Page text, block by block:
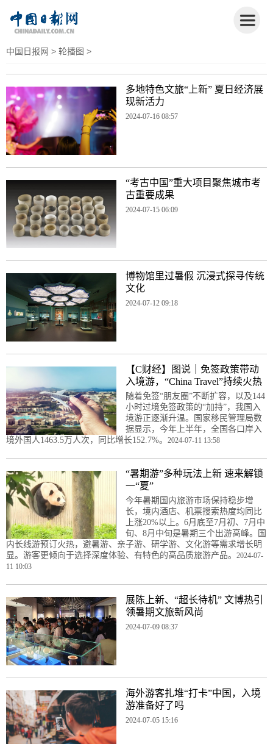
中国日报网 > 轮播图 >
多地特色文旅“上新” 夏日经济展
现新活力
2024-07-16 08:57
“考古中国”重大项目聚焦城市考
古重要成果
2024-07-15 06:09
博物馆里过暑假 沉浸式探寻传统
文化
2024-07-12 09:18
【C财经】图说｜免签政策带动
入境游，“China Travel”持续火热
随着免签“朋友圈”不断扩容，以及144
小时过境免签政策的“加持”，我国入
境游正逐渐升温。国家移民管理局数
据显示，今年上半年，全国各口岸入
境外国人1463.5万人次，同比增长152.7%。 2024-07-11 13:58
“暑期游”多种玩法上新 速来解锁
一“夏”
今年暑期国内旅游市场保持稳步增
长，境内酒店、机票搜索热度均同比
上涨20%以上。6月底至7月初、7月中
旬、8月中旬是暑期三个出游高峰。国
内长线游预订火热，避暑游、亲子游、研学游、文化游等需求增长明
显。游客更倾向于选择深度体验、有特色的高品质旅游产品。 2024-07-
11 10:03
展陈上新、“超长待机” 文博热引
领暑期文旅新风尚
2024-07-09 08:37
海外游客扎堆“打卡”中国，入境
游准备好了吗
2024-07-05 15:16